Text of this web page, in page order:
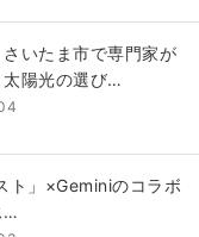
いたま市で専門家が
太陽光の選び…
ト」×Geminiのコラボ
…